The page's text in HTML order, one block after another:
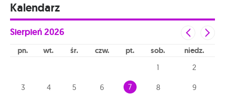
Kalendarz
Sierpień2026
pn wt śr czw pt sob niedz
1 2
3 4 5 6 7 8 9